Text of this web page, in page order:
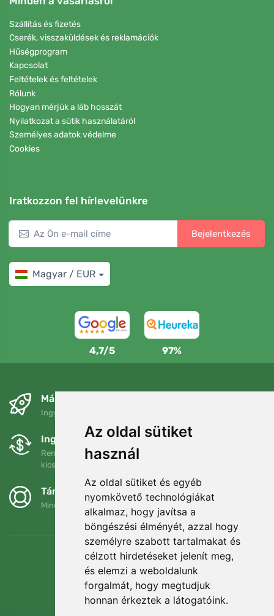
Az oldal sütiket
használ
Az oldal sütiket és egyéb
nyomkövető technológiákat
alkalmaz, hogy javítsa a
böngészési élményét, azzal hogy
személyre szabott tartalmakat és
célzott hirdetéseket jelenít meg,
és elemzi a weboldalunk
forgalmát, hogy megtudjuk
honnan érkeztek a látogatóink.
Szállítás és fizetés
Cserék, visszaküldések és reklamációk
Hűségprogram
Kapcsolat
Feltételek és feltételek
Rólunk
Hogyan mérjük a láb hosszát
Nyilatkozat a sütik használatáról
Személyes adatok védelme
Cookies
Iratkozzon fel hírlevelünkre
Bejelentkezés
Magyar / EUR
4,7/5 97%
Másnapra és ingyenesen
Ingyenes szállítás a következő összeg felett: 80 EUR
Ingyenes csere és visszaküldés
Rendelését 90 napon belül bármikor visszaküldheti vagy
kicserélheti.
Támogatjuk a Trees.org-ot
Minden megrendelésért ültetünk egy fát! Bővebben